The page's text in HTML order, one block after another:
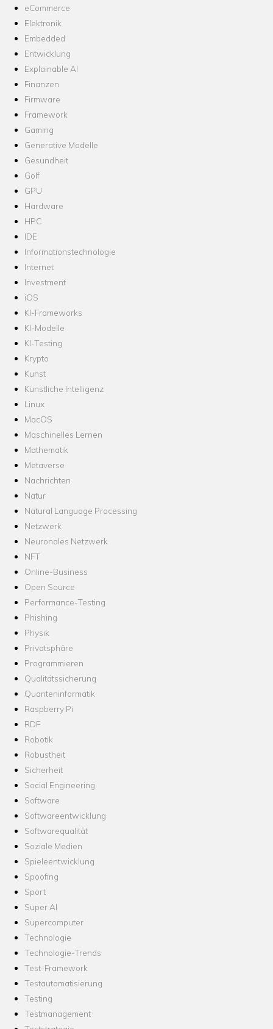
eCommerce
Elektronik
Embedded
Entwicklung
Explainable AI
Finanzen
Firmware
Framework
Gaming
Generative Modelle
Gesundheit
Golf
GPU
Hardware
HPC
IDE
Informationstechnologie
Internet
Investment
iOS
KI-Frameworks
KI-Modelle
KI-Testing
Krypto
Kunst
Künstliche Intelligenz
Linux
MacOS
Maschinelles Lernen
Mathematik
Metaverse
Nachrichten
Natur
Natural Language Processing
Netzwerk
Neuronales Netzwerk
NFT
Online-Business
Open Source
Performance-Testing
Phishing
Physik
Privatsphäre
Programmieren
Qualitätssicherung
Quanteninformatik
Raspberry Pi
RDF
Robotik
Robustheit
Sicherheit
Social Engineering
Software
Softwareentwicklung
Softwarequalität
Soziale Medien
Spieleentwicklung
Spoofing
Sport
Super AI
Supercomputer
Technologie
Technologie-Trends
Test-Framework
Testautomatisierung
Testing
Testmanagement